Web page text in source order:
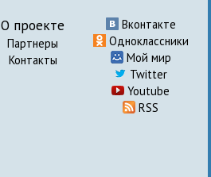
О проекте
Партнеры
Контакты
Вконтакте
Одноклассники
Мой мир
Twitter
Youtube
RSS